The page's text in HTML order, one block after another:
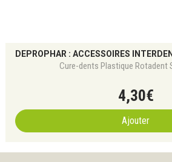
Cure-dents Plastique Rotadent
4,30€
Ajouter